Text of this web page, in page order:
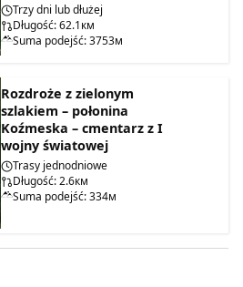
Trzy dni lub dłużej
Długość: 62.1км
Suma podejść: 3753м
Rozdroże z zielonym
szlakiem – połonina
Koźmeska – cmentarz z I
wojny światowej
Trasy jednodniowe
Długość: 2.6км
Suma podejść: 334м